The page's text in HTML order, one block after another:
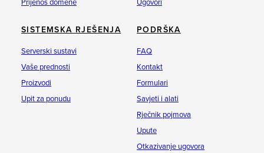
Prijenos domene
Ugovori
SISTEMSKA RJEŠENJA
Serverski sustavi
Vaše prednosti
Proizvodi
Upit za ponudu
PODRŠKA
FAQ
Kontakt
Formulari
Savjeti i alati
Rječnik pojmova
Upute
Otkazivanje ugovora